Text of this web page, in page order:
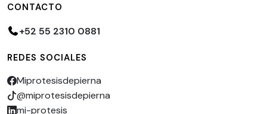
CONTACTO
+52 55 2310 0881
REDES SOCIALES
Miprotesisdepierna
@miprotesisdepierna
mi-protesis